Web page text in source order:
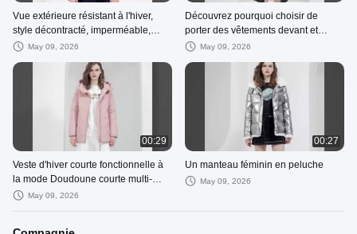
Vue extérieure résistant à l'hiver,
style décontracté, imperméable,
polyester, pour tous types de
May 09, 2026
Découvrez pourquoi choisir de
porter des vêtements devant et
derrière, sombres et clairs, pour les
May 09, 2026
00:29
Veste d'hiver courte fonctionnelle à
la mode Doudoune courte multi-
poches pour hommes vitrine
May 09, 2026
00:27
Un manteau féminin en peluche
May 09, 2026